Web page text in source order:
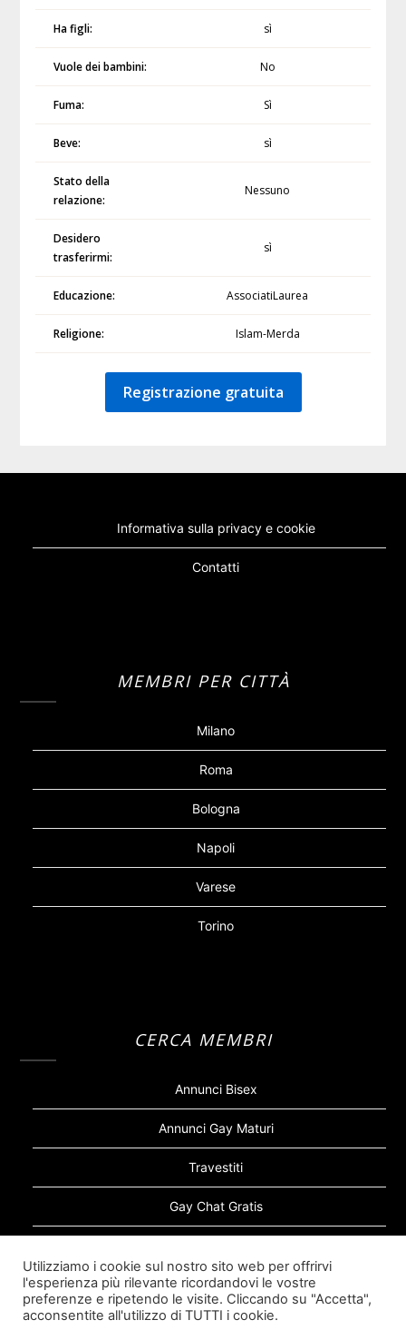
Ha figli: sì
Vuole dei bambini: No
Fuma: Sì
Beve: sì
Stato della
relazione:
Nessuno
Desidero
trasferirmi:
sì
Educazione: AssociatiLaurea
Religione: Islam-Merda
Registrazione gratuita
Informativa sulla privacy e cookie
Contatti
MEMBRI PER CITTÀ
Milano
Roma
Bologna
Napoli
Varese
Torino
CERCA MEMBRI
Annunci Bisex
Annunci Gay Maturi
Travestiti
Gay Chat Gratis
Sugar Daddy Gay
Utilizziamo i cookie sul nostro sito web per offrirvi
l'esperienza più rilevante ricordandovi le vostre
preferenze e ripetendo le visite. Cliccando su "Accetta",
acconsentite all'utilizzo di TUTTI i cookie.